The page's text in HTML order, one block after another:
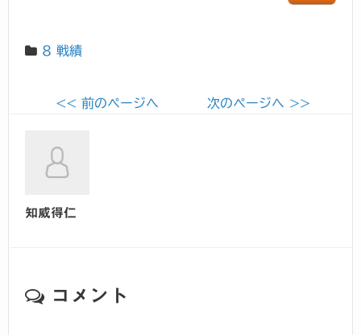
8 戦績
<< 前のページへ 次のページへ >>
知威得仁
コメント